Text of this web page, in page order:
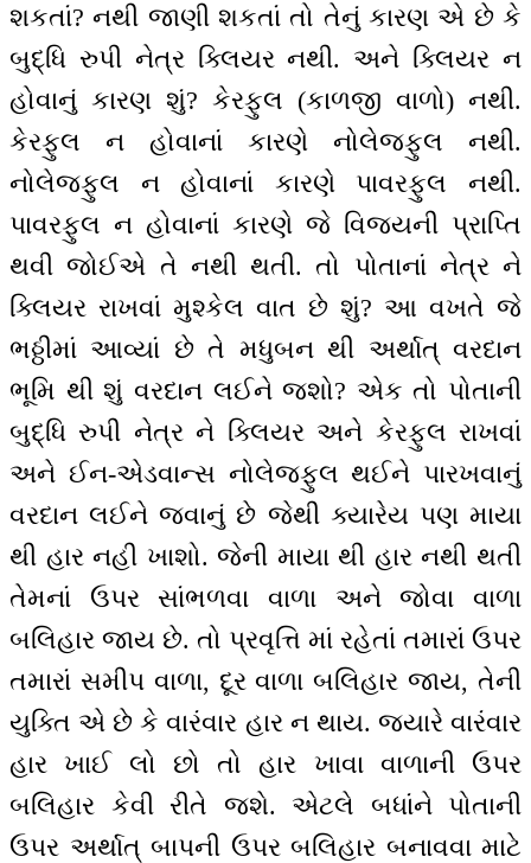
શકતાં? નથી જાણી શકતાં તો તેનું કારણ એ છે કે
બુદ્ધિ રુપી નેત્ર ક્લિયર નથી. અને ક્લિયર ન
હોવાનું કારણ શું? કેરફુલ (કાળજી વાળો) નથી.
કેરફુલ ન હોવાનાં કારણે નોલેજફુલ નથી.
નોલેજફુલ ન હોવાનાં કારણે પાવરફુલ નથી.
પાવરફુલ ન હોવાનાં કારણે જે વિજયની પ્રાપ્તિ
થવી જોઈએ તે નથી થતી. તો પોતાનાં નેત્ર ને
ક્લિયર રાખવાં મુશ્કેલ વાત છે શું? આ વખતે જે
ભઠ્ઠીમાં આવ્યાં છે તે મધુબન થી અર્થાત્ વરદાન
ભૂમિ થી શું વરદાન લઈને જશો? એક તો પોતાની
બુદ્ધિ રુપી નેત્ર ને ક્લિયર અને કેરફુલ રાખવાં
અને ઈન-એડવાન્સ નોલેજફુલ થઈને પારખવાનું
વરદાન લઈને જવાનું છે જેથી ક્યારેય પણ માયા
થી હાર નહી ખાશો. જેની માયા થી હાર નથી થતી
તેમનાં ઉપર સાંભળવા વાળા અને જોવા વાળા
બલિહાર જાય છે. તો પ્રવૃત્તિ માં રહેતાં તમારાં ઉપર
તમારાં સમીપ વાળા, દૂર વાળા બલિહાર જાય, તેની
યુક્તિ એ છે કે વારંવાર હાર ન થાય. જ્યારે વારંવાર
હાર ખાઈ લો છો તો હાર ખાવા વાળાની ઉપર
બલિહાર કેવી રીતે જશે. એટલે બધાંને પોતાની
ઉપર અર્થાત્ બાપની ઉપર બલિહાર બનાવવા માટે